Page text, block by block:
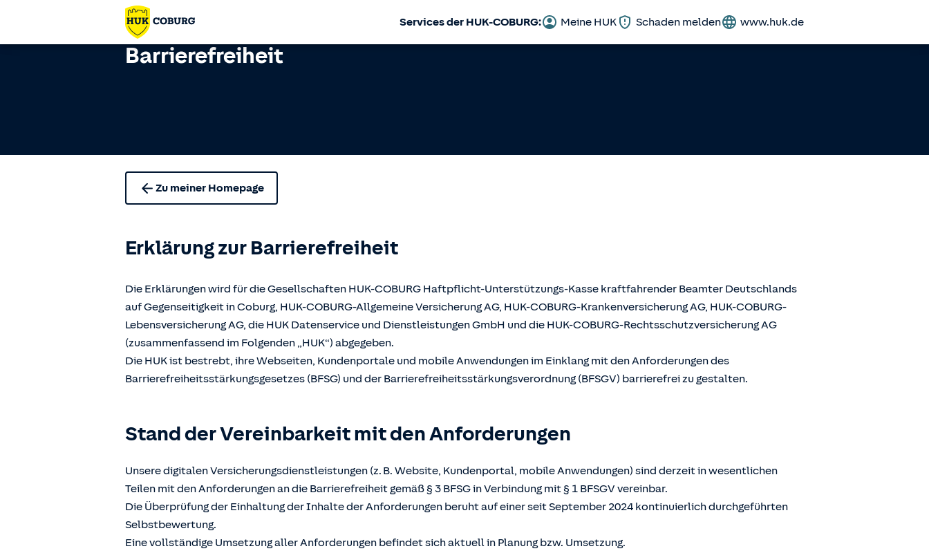
Services der HUK-COBURG: Meine HUK Schaden melden www.huk.de
Barrierefreiheit
Zu meiner Homepage
Erklärung zur Barrierefreiheit
Die Erklärungen wird für die Gesellschaften HUK-COBURG Haftpflicht-Unterstützungs-Kasse kraftfahrender Beamter Deutschlands
auf Gegenseitigkeit in Coburg, HUK-COBURG-Allgemeine Versicherung AG, HUK-COBURG-Krankenversicherung AG, HUK-COBURG-
Lebensversicherung AG, die HUK Datenservice und Dienstleistungen GmbH und die HUK-COBURG-Rechtsschutzversicherung AG
(zusammenfassend im Folgenden „HUK“) abgegeben.
Die HUK ist bestrebt, ihre Webseiten, Kundenportale und mobile Anwendungen im Einklang mit den Anforderungen des
Barrierefreiheitsstärkungsgesetzes (BFSG) und der Barrierefreiheitsstärkungsverordnung (BFSGV) barrierefrei zu gestalten.
Stand der Vereinbarkeit mit den Anforderungen
Unsere digitalen Versicherungsdienstleistungen (z. B. Website, Kundenportal, mobile Anwendungen) sind derzeit in wesentlichen
Teilen mit den Anforderungen an die Barrierefreiheit gemäß § 3 BFSG in Verbindung mit § 1 BFSGV vereinbar.
Die Überprüfung der Einhaltung der Inhalte der Anforderungen beruht auf einer seit September 2024 kontinuierlich durchgeführten
Selbstbewertung.
Eine vollständige Umsetzung aller Anforderungen befindet sich aktuell in Planung bzw. Umsetzung.